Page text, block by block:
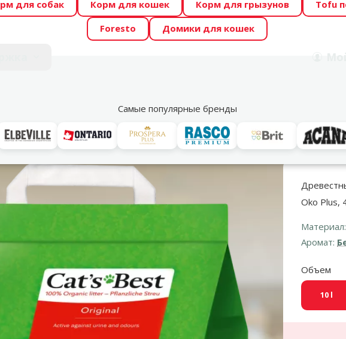
Весь месяц Dino Zoo предлагает отличные цены на ТОП-овые
Фотоконкурс “GADA ŪSAIŅI”! Возможно Твой питомец станет
для собак Корм для кошек Корм для грызунов
Tofu
Foresto
Домики для кошек
Самые популярные бренды
Акции
Песок и наполнители Цементирующий песок Cat's Best Oko Plus, 4,3 кг
Oko Plus,
Материал:
Аромат:
Объем
10 l